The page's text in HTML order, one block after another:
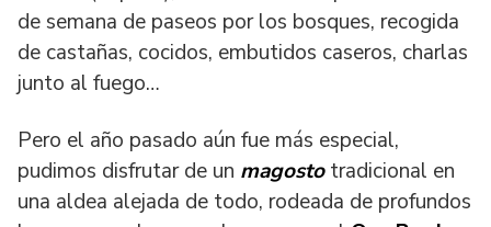
de semana de paseos por los bosques, recogida
de castañas, cocidos, embutidos caseros, charlas
junto al fuego…
Pero el año pasado aún fue más especial,
pudimos disfrutar de un magostotradicional en
una aldea alejada de todo, rodeada de profundos